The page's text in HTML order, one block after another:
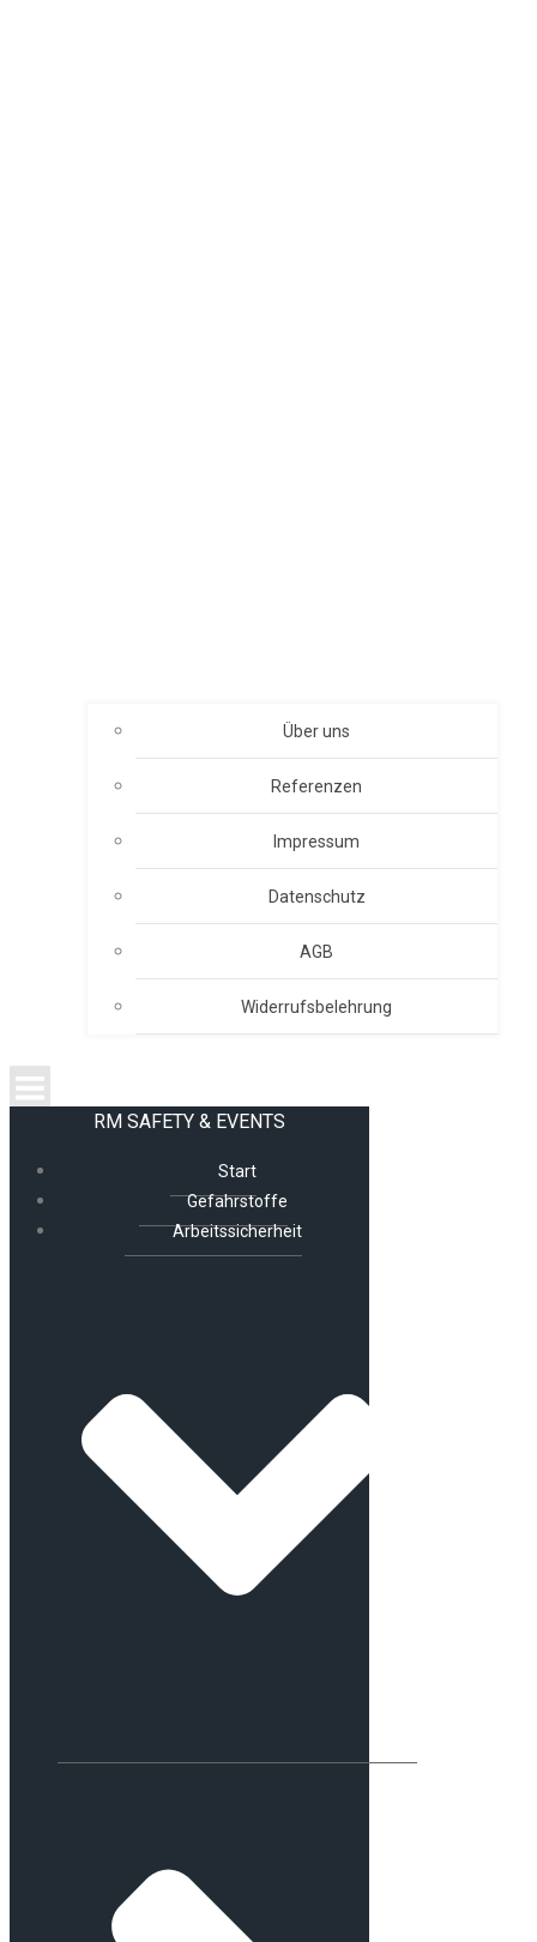
Über uns
Referenzen
Impressum
Datenschutz
AGB
Widerrufsbelehrung
RM SAFETY & EVENTS
Start
Gefahrstoffe
Arbeitssicherheit